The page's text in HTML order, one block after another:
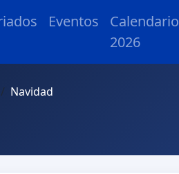
Eventos
Calendario
2026
Navidad